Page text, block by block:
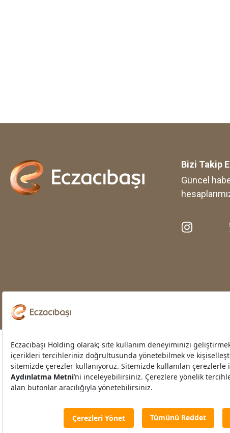
Bizi Takip
Güncel
©2023 Bilgi Toplumu Hizmetleri
Çerez Tercihleri